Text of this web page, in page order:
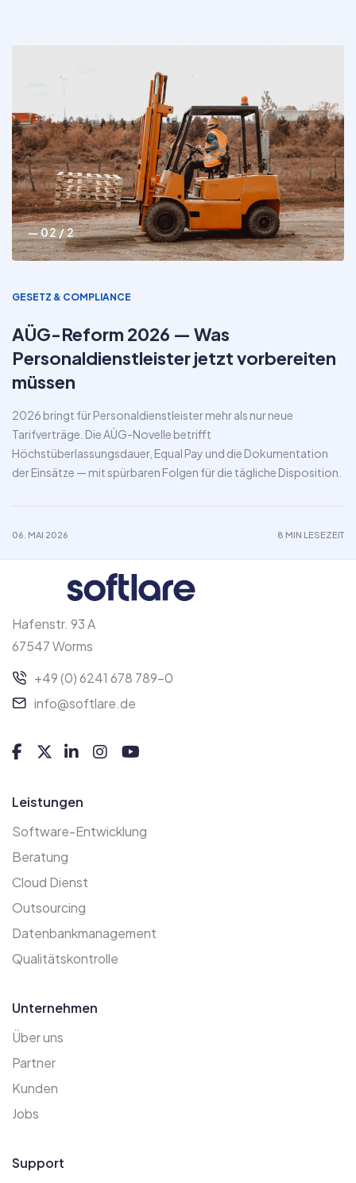
— 02 / 2
GESETZ & COMPLIANCE
AÜG-Reform 2026 — Was
Personaldienstleister jetzt vorbereiten
müssen
2026 bringt für Personaldienstleister mehr als nur neue
Tarifverträge. Die AÜG-Novelle betrifft
Höchstüberlassungsdauer, Equal Pay und die Dokumentation
der Einsätze — mit spürbaren Folgen für die tägliche Disposition.
06. MAI 2026 8 MIN LESEZEIT
Hafenstr. 93 A
67547 Worms
+49 (0) 6241 678 789-0
info@softlare.de
Leistungen
Software-Entwicklung
Beratung
Cloud Dienst
Outsourcing
Datenbankmanagement
Qualitätskontrolle
Unternehmen
Über uns
Partner
Kunden
Jobs
Support